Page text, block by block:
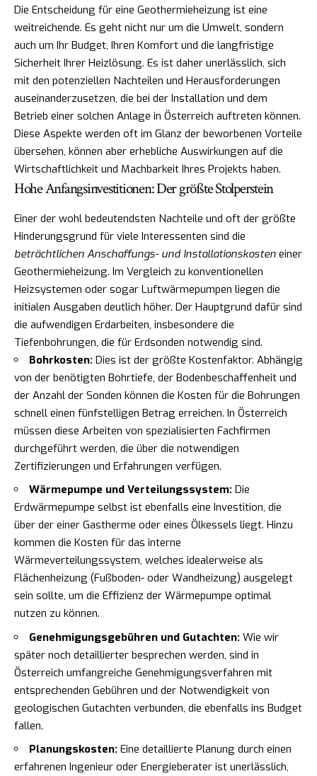
Die Entscheidung für eine Geothermieheizung ist eine
weitreichende. Es geht nicht nur um die Umwelt, sondern
auch um Ihr Budget, Ihren Komfort und die langfristige
Sicherheit Ihrer Heizlösung. Es ist daher unerlässlich, sich
mit den potenziellen Nachteilen und Herausforderungen
auseinanderzusetzen, die bei der Installation und dem
Betrieb einer solchen Anlage in Österreich auftreten können.
Diese Aspekte werden oft im Glanz der beworbenen Vorteile
übersehen, können aber erhebliche Auswirkungen auf die
Wirtschaftlichkeit und Machbarkeit Ihres Projekts haben.
Hohe Anfangsinvestitionen: Der größte Stolperstein
Einer der wohl bedeutendsten Nachteile und oft der größte
Hinderungsgrund für viele Interessenten sind die
beträchtlichen Anschaffungs- und Installationskosten einer
Geothermieheizung. Im Vergleich zu konventionellen
Heizsystemen oder sogar Luftwärmepumpen liegen die
initialen Ausgaben deutlich höher. Der Hauptgrund dafür sind
die aufwendigen Erdarbeiten, insbesondere die
Tiefenbohrungen, die für Erdsonden notwendig sind.
Bohrkosten: Dies ist der größte Kostenfaktor. Abhängig
von der benötigten Bohrtiefe, der Bodenbeschaffenheit und
der Anzahl der Sonden können die Kosten für die Bohrungen
schnell einen fünfstelligen Betrag erreichen. In Österreich
müssen diese Arbeiten von spezialisierten Fachfirmen
durchgeführt werden, die über die notwendigen
Zertifizierungen und Erfahrungen verfügen.
Wärmepumpe und Verteilungssystem: Die
Erdwärmepumpe selbst ist ebenfalls eine Investition, die
über der einer Gastherme oder eines Ölkessels liegt. Hinzu
kommen die Kosten für das interne
Wärmeverteilungssystem, welches idealerweise als
Flächenheizung (Fußboden- oder Wandheizung) ausgelegt
sein sollte, um die Effizienz der Wärmepumpe optimal
nutzen zu können.
Genehmigungsgebühren und Gutachten: Wie wir
später noch detaillierter besprechen werden, sind in
Österreich umfangreiche Genehmigungsverfahren mit
entsprechenden Gebühren und der Notwendigkeit von
geologischen Gutachten verbunden, die ebenfalls ins Budget
fallen.
Planungskosten: Eine detaillierte Planung durch einen
erfahrenen Ingenieur oder Energieberater ist unerlässlich,